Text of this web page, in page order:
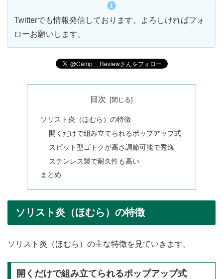
Twitterでも情報発信しております。よろしければフォ
ローお願いします。
目次
ソリスト炎（ほむら）の特徴
開くだけで組み立てられるポップアップ式
スピット型ゴトクが高さ調節可能で秀逸
ステンレス製で耐久性も高い
まとめ
ソリスト炎（ほむら）の特徴
ソリスト炎（ほむら）の主な特徴を見ていきます。
開くだけで組み立てられるポップアップ式